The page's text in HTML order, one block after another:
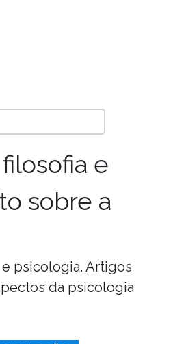
e
sobre a
psicologia. Artigos
da psicologia